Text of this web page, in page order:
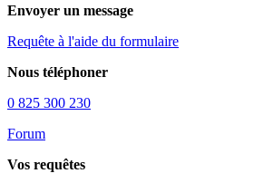
Envoyer un message
Requête à l'aide du formulaire
Nous téléphoner
0 825 300 230
Forum
Vos requêtes